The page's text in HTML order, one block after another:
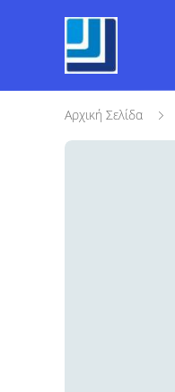
Αρχική Σελίδα